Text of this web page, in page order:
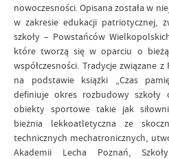
nowoczesności. Opisana została w
w zakresie edukacji patriotycznej,
szkoły – Powstańców
które tworzą się w oparciu o
współczesności. Tradycje związane
na podstawie książki „Czas
definiuje okres rozbudowy szkoły
obiekty sportowe takie jak
bieżnia lekkoatletyczna ze
technicznych mechatronicznych,
Akademii Lecha Poznań,